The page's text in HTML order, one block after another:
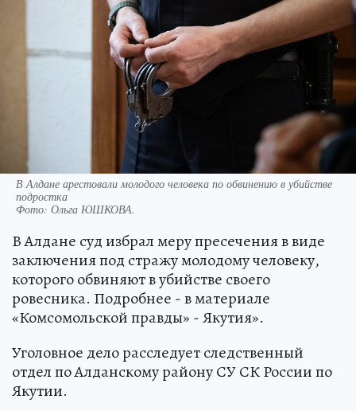
В Алдане арестовали молодого человека по обвинению в убийстве
подростка
Фото: Ольга ЮШКОВА.
В Алдане суд избрал меру пресечения в виде
заключения под стражу молодому человеку,
которого обвиняют в убийстве своего
ровесника. Подробнее - в материале
«Комсомольской правды» - Якутия».
Уголовное дело расследует следственный
отдел по Алданскому району СУ СК России по
Якутии.